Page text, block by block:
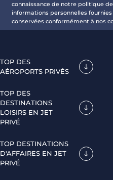
connaissance de notre politique
informations personnelles fournies
conservées conformément à nos
TOP DES
AÉROPORTS PRIVÉS
TOP DES
DESTINATIONS
LOISIRS EN JET
PRIVÉ
TOP DESTINATIONS
D'AFFAIRES EN JET
PRIVÉ